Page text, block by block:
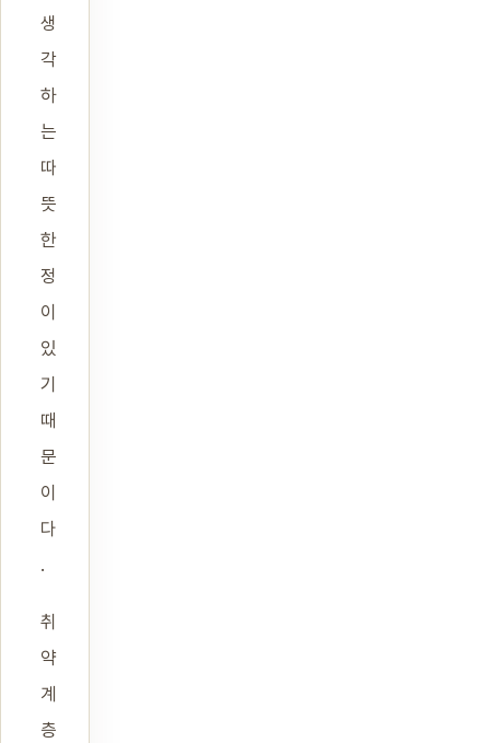
생
각
하
는
따
뜻
한
정
이
있
기
때
문
이
다
.
취
약
계
층